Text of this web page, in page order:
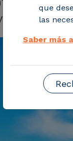
circulares.
que
las
Saber más